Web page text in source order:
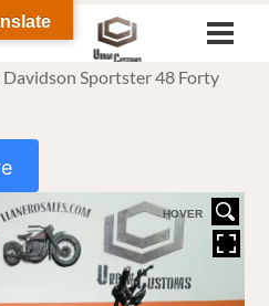
Sportster 48 Forty
HOVER